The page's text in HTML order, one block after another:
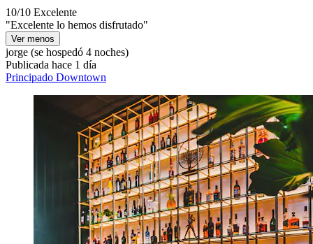
10/10 Excelente
"Excelente lo hemos disfrutado"
Ver menos
jorge (se hospedó 4 noches)
Publicada hace 1 día
Principado Downtown